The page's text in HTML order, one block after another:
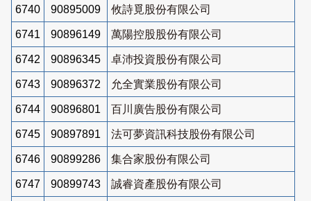
6740 90895009 攸詩覓股份有限公司
6741 90896149 萬陽控股股份有限公司
6742 90896345 卓沛投資股份有限公司
6743 90896372 允全實業股份有限公司
6744 90896801 百川廣告股份有限公司
6745 90897891 法可夢資訊科技股份有限公司
6746 90899286 集合家股份有限公司
6747 90899743 誠睿資產股份有限公司